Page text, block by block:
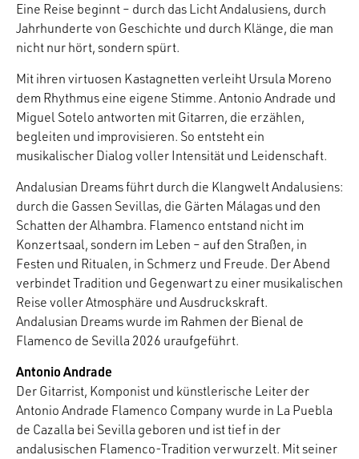
Eine Reise beginnt – durch das Licht Andalusiens, durch
Jahrhunderte von Geschichte und durch Klänge, die man
nicht nur hört, sondern spürt.
Mit ihren virtuosen Kastagnetten verleiht Ursula Moreno
dem Rhythmus eine eigene Stimme. Antonio Andrade und
Miguel Sotelo antworten mit Gitarren, die erzählen,
begleiten und improvisieren. So entsteht ein
musikalischer Dialog voller Intensität und Leidenschaft.
Andalusian Dreams führt durch die Klangwelt Andalusiens:
durch die Gassen Sevillas, die Gärten Málagas und den
Schatten der Alhambra. Flamenco entstand nicht im
Konzertsaal, sondern im Leben – auf den Straßen, in
Festen und Ritualen, in Schmerz und Freude. Der Abend
verbindet Tradition und Gegenwart zu einer musikalischen
Reise voller Atmosphäre und Ausdruckskraft.
Andalusian Dreams wurde im Rahmen der Bienal de
Flamenco de Sevilla 2026 uraufgeführt.
Antonio Andrade
Der Gitarrist, Komponist und künstlerische Leiter der
Antonio Andrade Flamenco Company wurde in La Puebla
de Cazalla bei Sevilla geboren und ist tief in der
andalusischen Flamenco-Tradition verwurzelt. Mit seiner